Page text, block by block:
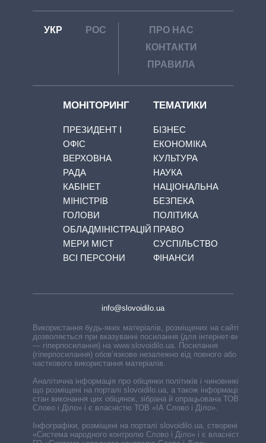
УКР РОС
ПРО НАС
КОНТАКТИ
ПРАВИЛА
МОНІТОРИНГ
ПРЕЗИДЕНТ І
ОФІС
ВЕРХОВНА
РАДА
КАБІНЕТ
МІНІСТРІВ
ГОЛОВИ
ОБЛАДМІНІСТРАЦІЙ
МЕРИ МІСТ
ВСІ ПЕРСОНИ
ТЕМАТИКИ
БІЗНЕС
ЕКОНОМІКА
КУЛЬТУРА
НАУКА
НАЦІОНАЛЬНА
БЕЗПЕКА
ПОЛІТИКА
ПРАВО
СУСПІЛЬСТВО
ФІНАНСИ
info@slovoidilo.ua
Використання будь-яких матеріалів, розміщених на сайті,
дозволяється при вказуванні посилання (для інтернет-видань
— гіперпосилання) на www.slovoidilo.ua. Посилання
(гіперпосилання) обов’язкове незалежно від повного або
часткового використання матеріалів.
Аналітична інформація про обіцянки політиків і чиновників,
що розміщені на порталі slovoidilo.ua, а також інформація про
стан виконання цих обіцянок, зібрана й опрацьована ТОВ «ІА
Слово і Діло» і є власністю ТОВ «ІА Слово і Діло».
Інфографіки, розміщені на порталі slovoidilo.ua, створені ГО
«Система народного контролю Слово і Діло» і є власністю